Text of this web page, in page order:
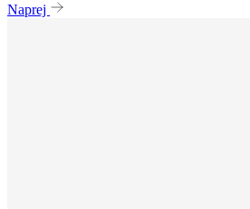
Naprej